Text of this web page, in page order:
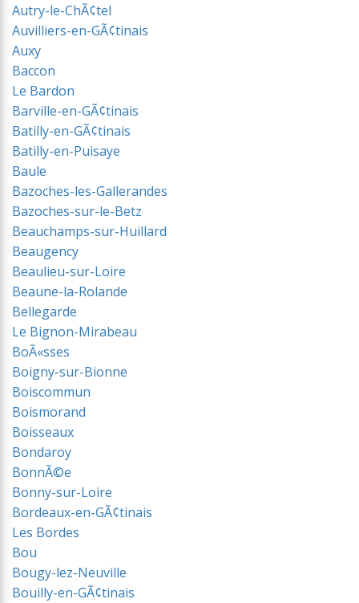
Autry-le-ChÃ¢tel
Auvilliers-en-GÃ¢tinais
Auxy
Baccon
Le Bardon
Barville-en-GÃ¢tinais
Batilly-en-GÃ¢tinais
Batilly-en-Puisaye
Baule
Bazoches-les-Gallerandes
Bazoches-sur-le-Betz
Beauchamps-sur-Huillard
Beaugency
Beaulieu-sur-Loire
Beaune-la-Rolande
Bellegarde
Le Bignon-Mirabeau
BoÃ«sses
Boigny-sur-Bionne
Boiscommun
Boismorand
Boisseaux
Bondaroy
BonnÃ©e
Bonny-sur-Loire
Bordeaux-en-GÃ¢tinais
Les Bordes
Bou
Bougy-lez-Neuville
Bouilly-en-GÃ¢tinais